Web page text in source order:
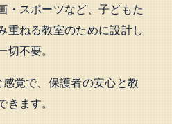
・スポーツなど、子どもた
重ねる教室のために設計し
不要。
覚で、保護者の安心と教
ます。